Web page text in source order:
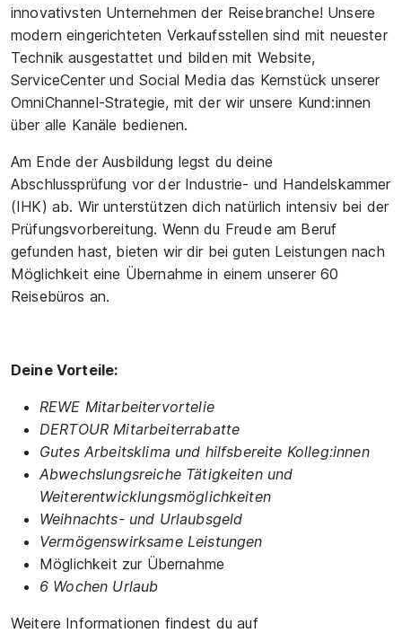
innovativsten Unternehmen der Reisebranche! Unsere
modern eingerichteten Verkaufsstellen sind mit neuester
Technik ausgestattet und bilden mit Website,
ServiceCenter und Social Media das Kernstück unserer
OmniChannel-Strategie, mit der wir unsere Kund:innen
über alle Kanäle bedienen.
Am Ende der Ausbildung legst du deine
Abschlussprüfung vor der Industrie- und Handelskammer
(IHK) ab. Wir unterstützen dich natürlich intensiv bei der
Prüfungsvorbereitung. Wenn du Freude am Beruf
gefunden hast, bieten wir dir bei guten Leistungen nach
Möglichkeit eine Übernahme in einem unserer 60
Reisebüros an.
Deine Vorteile:
REWE Mitarbeitervortelie
DERTOUR Mitarbeiterrabatte
Gutes Arbeitsklima und hilfsbereite Kolleg:innen
Abwechslungsreiche Tätigkeiten und
Weiterentwicklungsmöglichkeiten
Weihnachts- und Urlaubsgeld
Vermögenswirksame Leistungen
Möglichkeit zur Übernahme
6 Wochen Urlaub
Weitere Informationen findest du auf